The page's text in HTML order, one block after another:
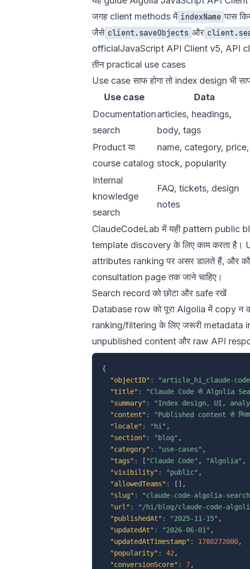
जगह client methods में indexName पास
जैसे client.saveObjects और
officialJavaScript API Client v5, API
तीन practical use cases
Use case साफ होगा तो index design भी
Use case
Data
Documentation
search
articles, headings,
body, tags
Product या
course catalog
name, category, price,
stock, popularity
Internal
knowledge
search
FAQ, tickets, design
notes
ClaudeCodeLab में यही pattern public
template discovery के लिए काम करता है।
attributes ranking पर असर डालते हैं, और
consultation page तक जाने चाहिए।
Search record को छोटा और safe रखें
Database row को पूरा Algolia में copy
ranking/filtering के लिए जरूरी metadata
unpublished content और raw API
{
"objectID" : "article_hi_claude-
"title" : "Claude Code से Algolia
"summary" : "Index design, UI,
"content" : "Published content से
"locale" : "hi" ,
"section" : "blog" ,
"category" : "use-cases" ,
"tags" : [ "Claude Code" , "Algolia" ,
"visibility" : "public" ,
"allowedTeams" : [ ] ,
"slug" : "claude-code-algolia-
"url" : "/hi/blog/claude-code-
"publishedAt" : "2025-11-15" ,
"updatedAt" : "2026-06-01" ,
"updatedAtTimestamp" : 1780272000,
"popularity" : 42 ,
"conversionScore" : 7,